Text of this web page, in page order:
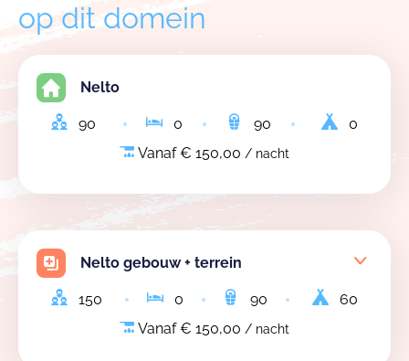
op dit domein
Nelto
90 0 90
0
Vanaf € 150,00 / nacht
Nelto gebouw + terrein
150 0 90
60
Vanaf € 150,00 / nacht